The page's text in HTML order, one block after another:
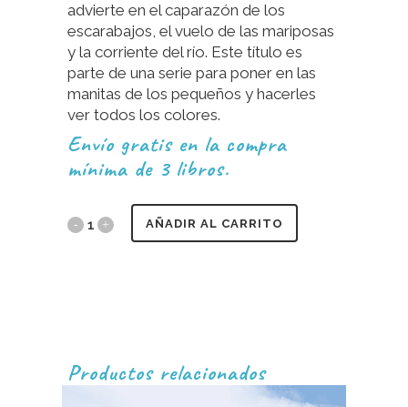
advierte en el caparazón de los
escarabajos, el vuelo de las mariposas
y la corriente del río. Este título es
parte de una serie para poner en las
manitas de los pequeños y hacerles
ver todos los colores.
Envío gratis en la compra
mínima de 3 libros.
AÑADIR AL CARRITO
Productos relacionados